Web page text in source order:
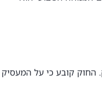
החוק קובע כי על המעסיק